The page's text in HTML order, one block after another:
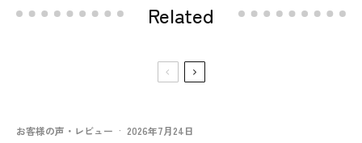
Related
お客様の声・レビュー · 2026年7月24日